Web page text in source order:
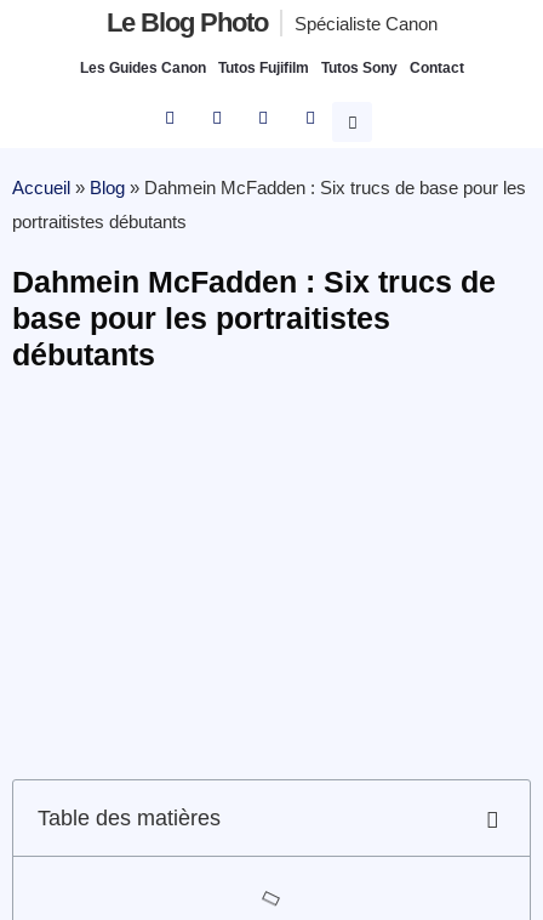
Le Blog Photo Spécialiste Canon
Les Guides Canon Tutos Fujifilm Tutos Sony Contact
Accueil » Blog » Dahmein McFadden : Six trucs de base pour les
portraitistes débutants
Dahmein McFadden : Six trucs de
base pour les portraitistes
débutants
Table des matières